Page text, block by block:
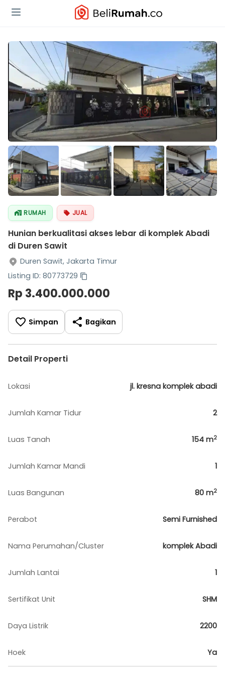
RUMAH JUAL
Hunian berkualitasi akses lebar di komplek Abadi
di Duren Sawit
Duren Sawit, Jakarta Timur
Listing ID: 80773729
Rp 3.400.000.000
Simpan Bagikan
Detail Properti
Lokasi jl. kresna komplek abadi
Jumlah Kamar Tidur 2
Luas Tanah 154 m2
Jumlah Kamar Mandi 1
Luas Bangunan 80 m2
Perabot Semi Furnished
Nama Perumahan/Cluster komplek Abadi
Jumlah Lantai 1
Sertifikat Unit SHM
Daya Listrik 2200
Hoek Ya